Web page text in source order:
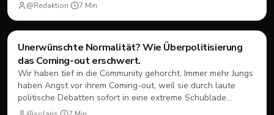
@Redaktion· 7 Min
Coming-Out
Unerwünschte Normalität? Wie Überpolitisierung
das Coming-out erschwert.
Wir haben tief in die Community gehorcht. Immer mehr Jungs
haben Angst vor ihrem Coming-out, weil sie durch laute
politische Debatten sofort in eine extreme Schublade
gesteckt werden. Hier lest ihr, warum die ständige